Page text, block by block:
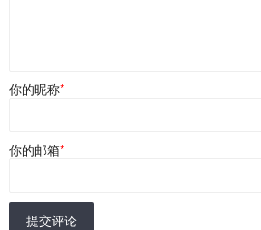
你的昵称*
你的邮箱*
提交评论